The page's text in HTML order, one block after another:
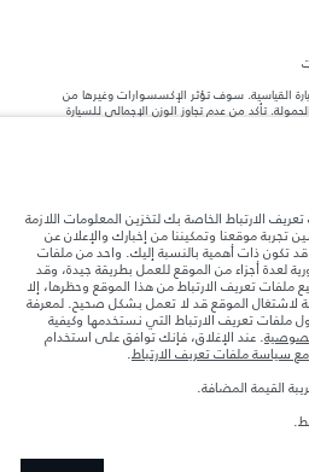
القياسية. سوف تؤثر الإكسسوارات وغيرها من
تأكد من عدم تجاوز الوزن الإجمالي للسيارة
المذكورة على هذا الموقع قد تختلف من بلد إلى
التواصل مع وكيلنا المحلي للتأكد من توفّرها
إن النقص العالمي في أشباه الموصلات يؤثر حاليًا
وتوقيتات التصاميم. هذا ظرف ديناميكي
ضمن موقع الويب حاليًا المواصفات الحالية
والحلية ومجموعات الألوان. يرجى استشارة وكيلك الذي
للسماح لك باتخاذ قرار مدروس
الرسمية وفقاً لتشريعات الاتحاد الأوروبي. قد
ذلك المتحقق في تلك الاختبارات كما أن هذه
في عام 2026
الارتباط الخاصة بك لتخزين المعلومات اللازمة
تجربة موقعنا وتمكيننا من إخبارك والإعلان عن
قد تكون ذات أهمية بالنسبة إليك. واحد من ملفات
لعدة أجزاء من الموقع للعمل بطريقة جيدة، وقد
تعريف الارتباط من هذا الموقع وحظرها، إلا
لاشتغال الموقع قد لا تعمل بشكل صحيح. لمعرفة
ملفات تعريف الارتباط التي نستخدمها وكيفية
. عند الإغلاق، فإنك توافق على استخدام
مع سياسة ملفات تعريف الارتباط.